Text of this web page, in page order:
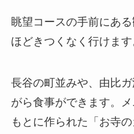
眺望コースの手前にあ
ほどきつくなく行けます
長谷の町並みや、由比
がら食事ができます。
もとに作られた「お寺